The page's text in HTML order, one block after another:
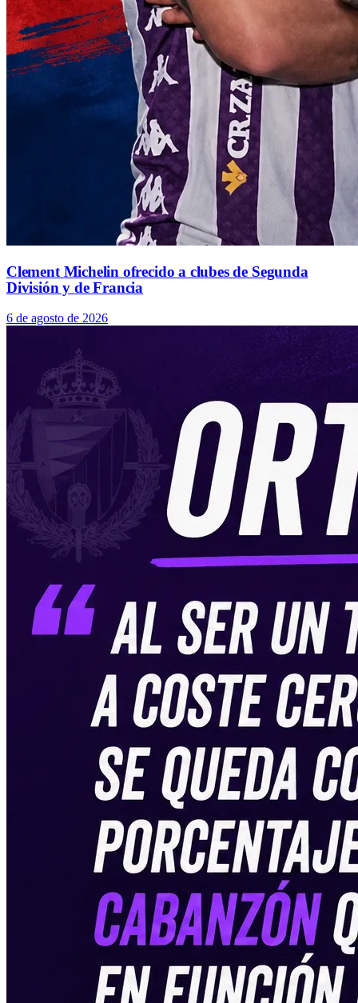
Clement Michelin ofrecido a clubes de Segunda
División y de Francia
6 de agosto de 2026